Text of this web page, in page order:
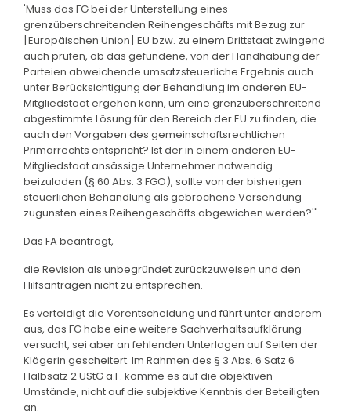
'Muss das FG bei der Unterstellung eines
grenzüberschreitenden Reihengeschäfts mit Bezug zur
[Europäischen Union] EU bzw. zu einem Drittstaat zwingend
auch prüfen, ob das gefundene, von der Handhabung der
Parteien abweichende umsatzsteuerliche Ergebnis auch
unter Berücksichtigung der Behandlung im anderen EU-
Mitgliedstaat ergehen kann, um eine grenzüberschreitend
abgestimmte Lösung für den Bereich der EU zu finden, die
auch den Vorgaben des gemeinschaftsrechtlichen
Primärrechts entspricht? Ist der in einem anderen EU-
Mitgliedstaat ansässige Unternehmer notwendig
beizuladen (§ 60 Abs. 3 FGO), sollte von der bisherigen
steuerlichen Behandlung als gebrochene Versendung
zugunsten eines Reihengeschäfts abgewichen werden?'"
Das FA beantragt,
die Revision als unbegründet zurückzuweisen und den
Hilfsanträgen nicht zu entsprechen.
Es verteidigt die Vorentscheidung und führt unter anderem
aus, das FG habe eine weitere Sachverhaltsaufklärung
versucht, sei aber an fehlenden Unterlagen auf Seiten der
Klägerin gescheitert. Im Rahmen des § 3 Abs. 6 Satz 6
Halbsatz 2 UStG a.F. komme es auf die objektiven
Umstände, nicht auf die subjektive Kenntnis der Beteiligten
an.